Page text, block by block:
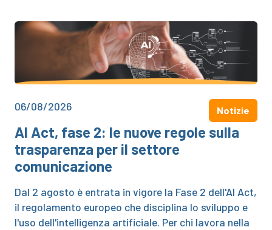
06/08/2026 Notizie
AI Act, fase 2: le nuove regole sulla
trasparenza per il settore
comunicazione
Dal 2 agosto è entrata in vigore la Fase 2 dell'AI Act,
il regolamento europeo che disciplina lo sviluppo e
l'uso dell'intelligenza artificiale. Per chi lavora nella